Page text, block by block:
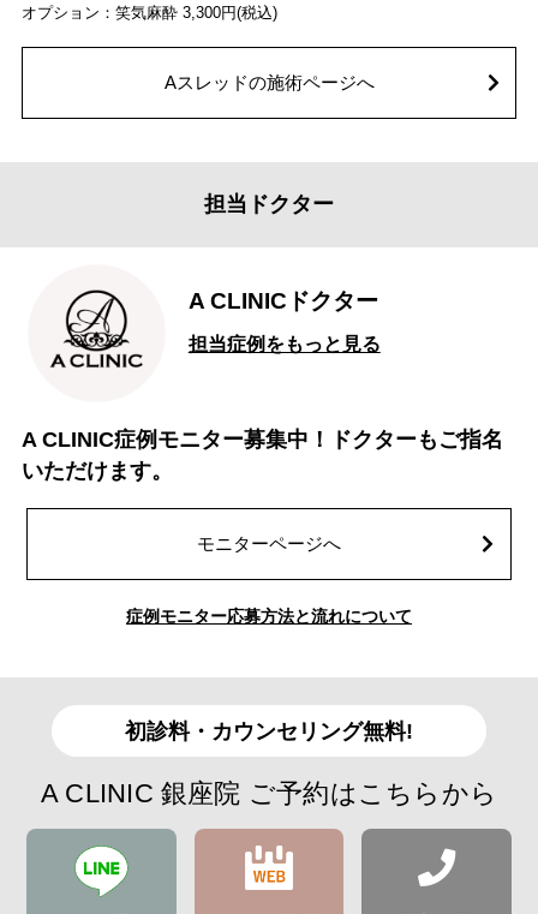
オプション：笑気麻酔 3,300円(税込)
Aスレッドの施術ページへ
担当ドクター
A CLINICドクター
担当症例をもっと見る
A CLINIC症例モニター募集中！ドクターもご指名
いただけます。
モニターページへ
症例モニター応募方法と流れについて
初診料・カウンセリング無料!
A CLINIC 銀座院 ご予約はこちらから